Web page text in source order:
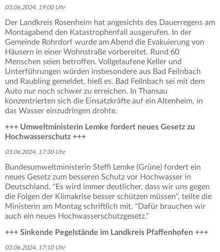
03.06.2024, 19:00 Uhr
Der Landkreis Rosenheim hat angesichts des Dauerregens am
Montagabend den Katastrophenfall ausgerufen. In der
Gemeinde Rohrdorf wurde am Abend die Evakuierung von
Häusern in einer Wohnstraße vorbereitet. Rund 60
Menschen seien betroffen. Vollgelaufene Keller und
Unterführungen würden insbesondere aus Bad Feilnbach
und Raubling gemeldet, hieß es. Bad Feilnbach sei mit dem
Auto nur noch schwer zu erreichen. In Thansau
konzentrierten sich die Einsatzkräfte auf ein Altenheim, in
das Wasser einzudringen drohte.
+++ Umweltministerin Lemke fordert neues Gesetz zu
Hochwasserschutz +++
03.06.2024, 17:30 Uhr
Bundesumweltministerin Steffi Lemke (Grüne) fordert ein
neues Gesetz zum besseren Schutz vor Hochwasser in
Deutschland. "Es wird immer deutlicher, dass wir uns gegen
die Folgen der Klimakrise besser schützen müssen", teilte die
Ministerin am Montag schriftlich mit. "Dafür brauchen wir
auch ein neues Hochwasserschutzgesetz."
+++ Sinkende Pegelstände im Landkreis Pfaffenhofen +++
03.06.2024, 17:10 Uhr